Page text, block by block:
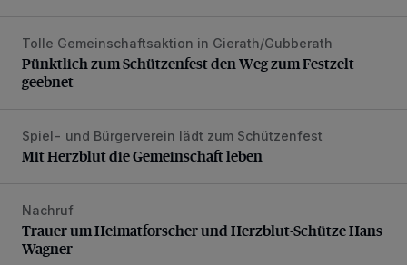
Pünktlich zum Schützenfest den Weg zum Festzelt
Tolle Gemeinschaftsaktion in Gierath/Gubberath
Pünktlich zum Schützenfest den Weg zum Festzelt
geebnet
Mit Herzblut die Gemeinschaft leben
Spiel- und Bürgerverein lädt zum Schützenfest
Mit Herzblut die Gemeinschaft leben
Trauer um Heimatforscher und Herzblut-Schütze Hans
Nachruf
Trauer um Heimatforscher und Herzblut-Schütze Hans
Wagner